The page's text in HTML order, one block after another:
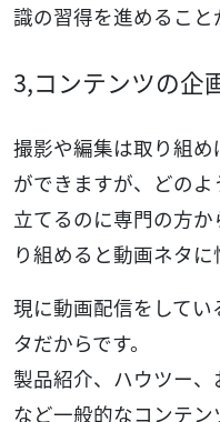
識の習得を進めること
3,コンテンツの企
撮影や編集は取り組
ができますが、どの
立てるのに専門の方
り組めると動画ネタに
現に動画配信をして
タだからです。
製品紹介、ハウツー
など一般的なコンテ